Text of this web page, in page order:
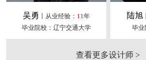
吴勇 丨从业经验： 11年
毕业院校：辽宁交通大学
陆旭
毕业
查看更多设计师 >